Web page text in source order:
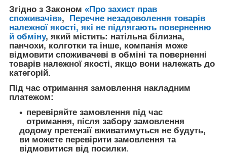
Згідно з Законом «Про захист прав
споживачів», Перечне незадоволення товарів
належної якості, які не підлягають поверненню
й обміну, який містить: натільна білизна,
панчохи, колготки та інше, компанія може
відмовити споживачеві в обміні та поверненні
товарів належної якості, якщо вони належать до
категорій.
Під час отримання замовлення накладним
платежом:
перевіряйте замовлення під час
отримання, після забору замовлення
додому претензії вживатимуться не будуть,
ви можете перевірити замовлення та
відмовитися від посилки.